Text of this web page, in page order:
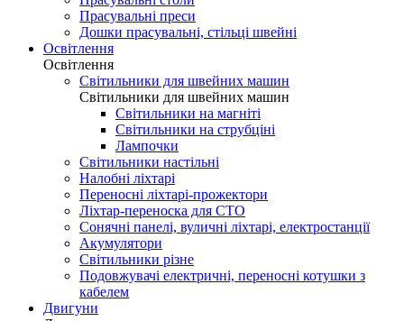
Прасувальні преси
Дошки прасувальні, стільці швейні
Освітлення
Освітлення
Світильники для швейних машин
Світильники для швейних машин
Світильники на магніті
Світильники на струбціні
Лампочки
Світильники настільні
Налобні ліхтарі
Переносні ліхтарі-прожектори
Ліхтар-переноска для СТО
Сонячні панелі, вуличні ліхтарі, електростанції
Акумулятори
Світильники різне
Подовжувачі електричні, переносні котушки з
кабелем
Двигуни